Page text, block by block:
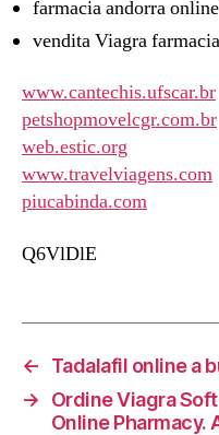
farmacia andorra
vendita Viagra
www.cantechis.ufscar.br
petshopmovelcgr.com.br
web.estic.org
www.travelviagens.com
piucabinda.com
Q6VlDlE
←
Tadalafil online a
→
Ordine Viagra
Online